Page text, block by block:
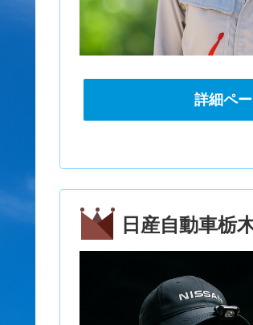
詳細ペ
日産自動車栃